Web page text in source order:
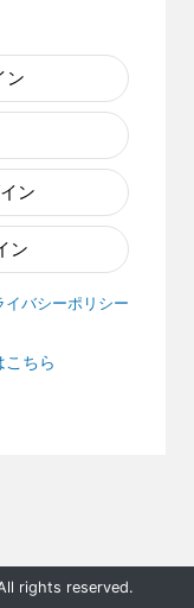
ン
ン
ン
イバシーポリシー
ちら
rights reserved.